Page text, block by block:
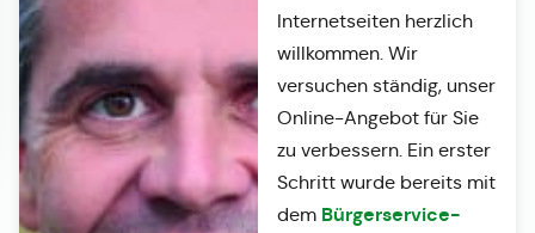
Internetseiten herzlich
willkommen. Wir
versuchen ständig, unser
Online-Angebot für Sie
zu verbessern. Ein erster
Schritt wurde bereits mit
dem Bürgerservice-